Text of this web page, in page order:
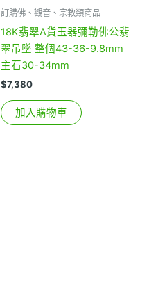
訂購佛、觀音、宗教類商品
18K翡翠A貨玉器彌勒佛公翡
翠吊墜 整個43-36-9.8mm
主石30-34mm
$7,380
加入購物車